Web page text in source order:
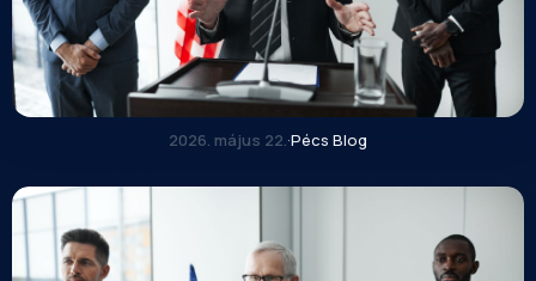
2026. május 22.·Pécs Blog